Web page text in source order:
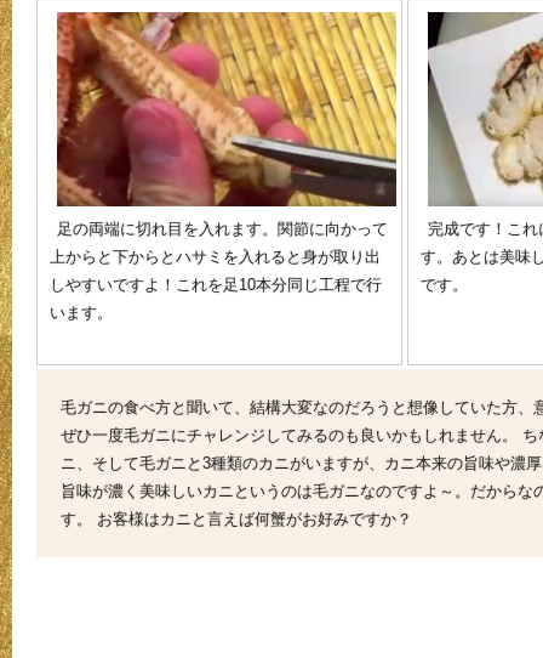
足の両端に切れ目を入れます。関節に向かって
上からと下からとハサミを入れると身が取り出
しやすいですよ！これを足10本分同じ工程で行
います。
完成です！こ
す。あとは美味
です。
毛ガニの食べ方と聞いて、結構大変なのだろうと想像していた方
ぜひ一度毛ガニにチャレンジしてみるのも良いかもしれません。
ニ、そして毛ガニと3種類のカニがいますが、カニ本来の旨味や濃
旨味が濃く美味しいカニというのは毛ガニなのですよ～。だから
す。 お客様はカニと言えば何蟹がお好みですか？